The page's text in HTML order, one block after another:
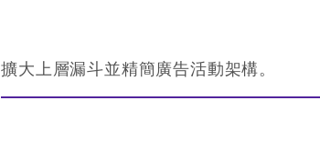
擴大上層漏斗並精簡廣告活動架構。